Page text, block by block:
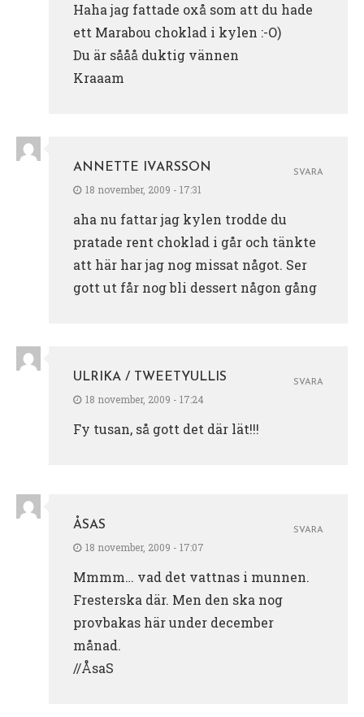
Haha jag fattade oxå som att du hade
ett Marabou choklad i kylen :-O)
Du är sååå duktig vännen
Kraaam
ANNETTE IVARSSON
18 november, 2009 - 17:31
aha nu fattar jag kylen trodde du
pratade rent choklad i går och tänkte
att här har jag nog missat något. Ser
gott ut får nog bli dessert någon gång
SVARA
ULRIKA / TWEETYULLIS
18 november, 2009 - 17:24
Fy tusan, så gott det där lät!!!
SVARA
ÅSAS
18 november, 2009 - 17:07
Mmmm… vad det vattnas i munnen.
Fresterska där. Men den ska nog
provbakas här under december
månad.
//ÅsaS
SVARA